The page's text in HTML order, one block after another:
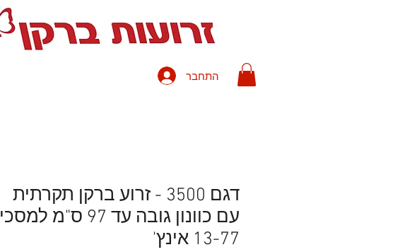
התחבר
דגם 3500 - זרוע ברקן תקרתית
עם כוונון גובה עד 97 ס"מ למסכי
13-77 אינץ'